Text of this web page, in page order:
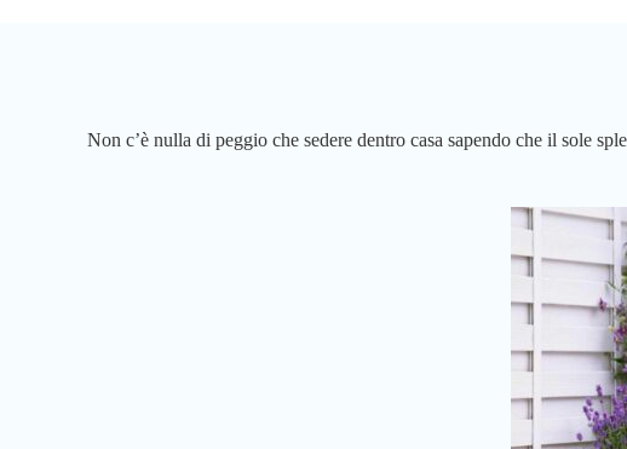
Non c’è nulla di peggio che sedere dentro casa sapendo che il sole